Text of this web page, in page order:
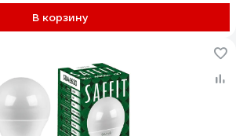
В корзину